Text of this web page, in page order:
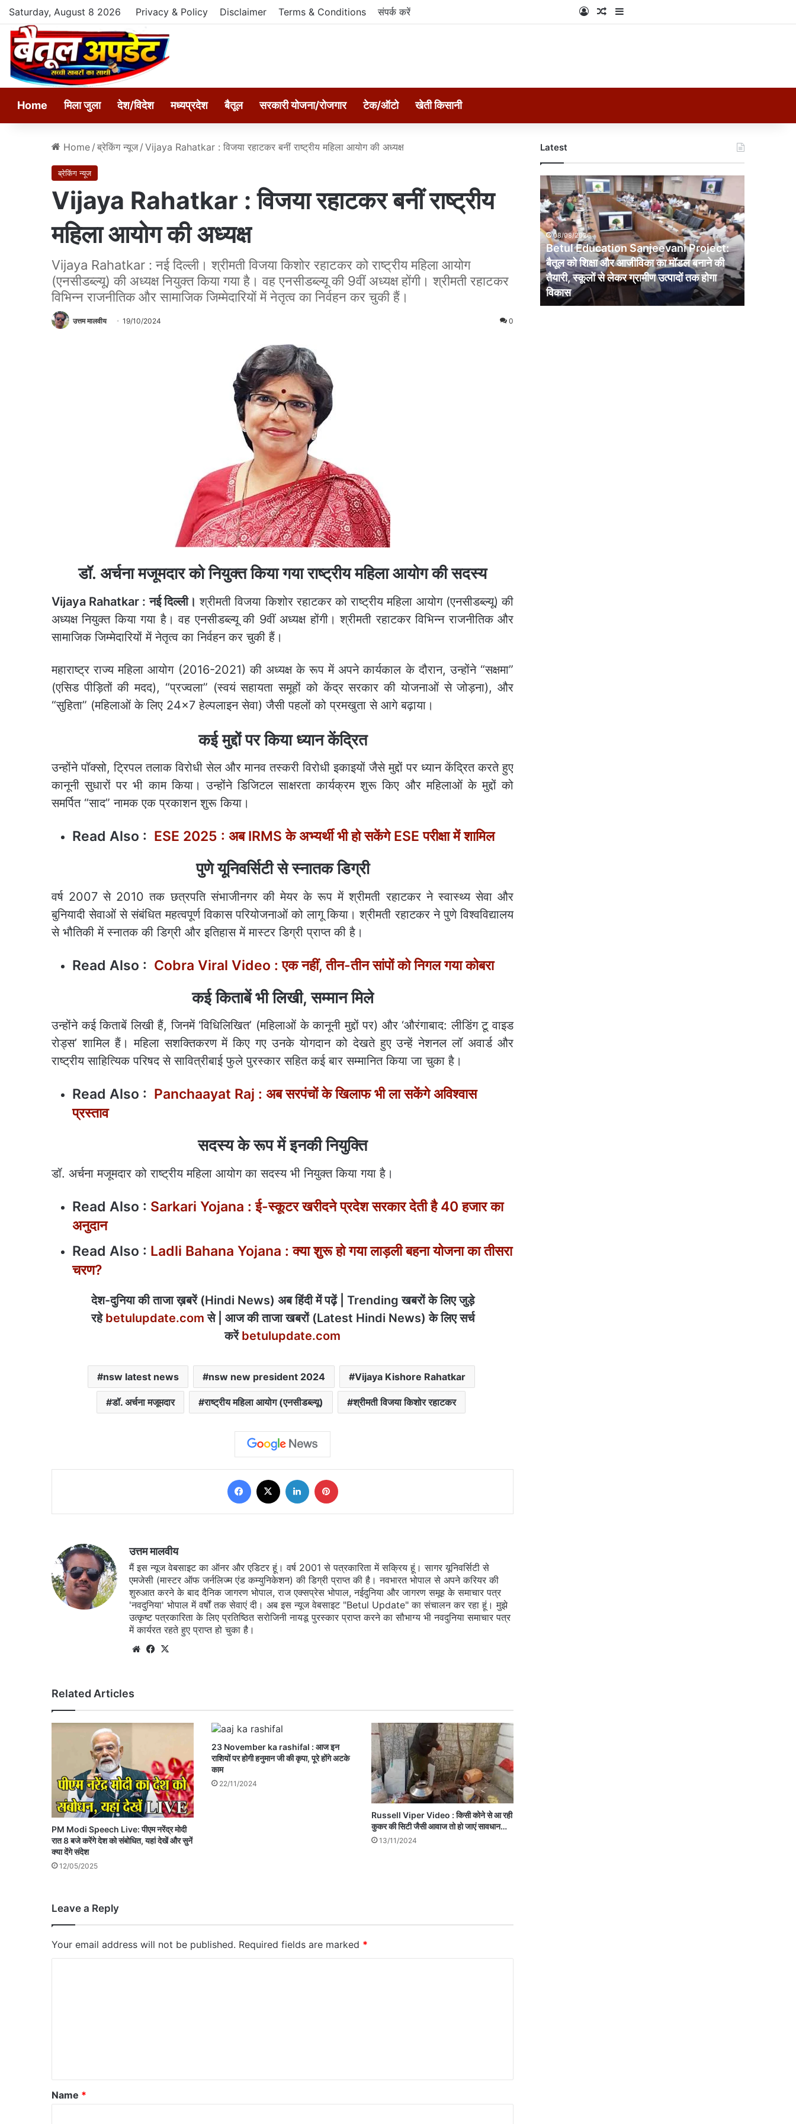
Saturday, August 8 2026 Privacy & Policy Disclaimer Terms & Conditions संपर्क करें Log InRandom Article
Sidebar
Home मिला जुला देश/विदेश मध्यप्रदेश बैतूल सरकारी योजना/रोजगार टेक/ऑटो खेती किसानी
Home / ब्रेकिंग न्यूज / Vijaya Rahatkar : विजया रहाटकर बनीं राष्ट्रीय महिला आयोग की अध्यक्ष
ब्रेकिंग न्यूज
Vijaya Rahatkar : विजया रहाटकर बनीं राष्ट्रीय
महिला आयोग की अध्यक्ष
Vijaya Rahatkar : नई दिल्ली। श्रीमती विजया किशोर रहाटकर को राष्ट्रीय महिला आयोग
(एनसीडब्ल्यू) की अध्यक्ष नियुक्त किया गया है। वह एनसीडब्ल्यू की 9वीं अध्यक्ष होंगी। श्रीमती रहाटकर
विभिन्न राजनीतिक और सामाजिक जिम्मेदारियों में नेतृत्व का निर्वहन कर चुकी हैं।
उत्तम मालवीय 19/10/2024 0
डॉ. अर्चना मजूमदार को नियुक्त किया गया राष्ट्रीय महिला आयोग की सदस्य
Vijaya Rahatkar : नई दिल्ली। श्रीमती विजया किशोर रहाटकर को राष्ट्रीय महिला आयोग (एनसीडब्ल्यू) की
अध्यक्ष नियुक्त किया गया है। वह एनसीडब्ल्यू की 9वीं अध्यक्ष होंगी। श्रीमती रहाटकर विभिन्न राजनीतिक और
सामाजिक जिम्मेदारियों में नेतृत्व का निर्वहन कर चुकी हैं।
महाराष्ट्र राज्य महिला आयोग (2016-2021) की अध्यक्ष के रूप में अपने कार्यकाल के दौरान, उन्होंने “सक्षमा”
(एसिड पीड़ितों की मदद), “प्रज्वला” (स्वयं सहायता समूहों को केंद्र सरकार की योजनाओं से जोड़ना), और
“सुहिता” (महिलाओं के लिए 24×7 हेल्पलाइन सेवा) जैसी पहलों को प्रमखुता से आगे बढ़ाया।
कई मुद्दों पर किया ध्यान केंद्रित
उन्होंने पॉक्सो, ट्रिपल तलाक विरोधी सेल और मानव तस्करी विरोधी इकाइयों जैसे मुद्दों पर ध्यान केंद्रित करते हुए
कानूनी सुधारों पर भी काम किया। उन्होंने डिजिटल साक्षरता कार्यक्रम शुरू किए और महिलाओं के मुद्दों को
समर्पित “साद” नामक एक प्रकाशन शुरू किया।
Read Also : ESE 2025 : अब IRMS के अभ्यर्थी भी हो सकेंगे ESE परीक्षा में शामिल
पुणे यूनिवर्सिटी से स्नातक डिग्री
वर्ष 2007 से 2010 तक छत्रपति संभाजीनगर की मेयर के रूप में श्रीमती रहाटकर ने स्वास्थ्य सेवा और
बुनियादी सेवाओं से संबंधित महत्वपूर्ण विकास परियोजनाओं को लागू किया। श्रीमती रहाटकर ने पुणे विश्वविद्यालय
से भौतिकी में स्नातक की डिग्री और इतिहास में मास्टर डिग्री प्राप्त की है।
Read Also : Cobra Viral Video : एक नहीं, तीन-तीन सांपों को निगल गया कोबरा
कई किताबें भी लिखी, सम्मान मिले
उन्होंने कई किताबें लिखी हैं, जिनमें ‘विधिलिखित’ (महिलाओं के कानूनी मुद्दों पर) और ‘औरंगाबाद: लीडिंग टू वाइड
रोड्स’ शामिल हैं। महिला सशक्तिकरण में किए गए उनके योगदान को देखते हुए उन्हें नेशनल लॉ अवार्ड और
राष्ट्रीय साहित्यिक परिषद से सावित्रीबाई फुले पुरस्कार सहित कई बार सम्मानित किया जा चुका है।
Read Also : Panchaayat Raj : अब सरपंचों के खिलाफ भी ला सकेंगे अविश्वास
प्रस्ताव
सदस्य के रूप में इनकी नियुक्ति
डॉ. अर्चना मजूमदार को राष्ट्रीय महिला आयोग का सदस्य भी नियुक्त किया गया है।
Read Also : Sarkari Yojana : ई-स्कूटर खरीदने प्रदेश सरकार देती है 40 हजार का
अनुदान
Read Also : Ladli Bahana Yojana : क्या शुरू हो गया लाड़ली बहना योजना का तीसरा
चरण?
देश-दुनिया की ताजा ख़बरें (Hindi News) अब हिंदी में पढ़ें | Trending खबरों के लिए जुड़े
रहे betulupdate.com से | आज की ताजा खबरों (Latest Hindi News) के लिए सर्च
करें betulupdate.com
nsw latest news nsw new president 2024 Vijaya Kishore Rahatkar
डॉ. अर्चना मजूमदार राष्ट्रीय महिला आयोग (एनसीडब्ल्यू) श्रीमती विजया किशोर रहाटकर
Facebook LinkedIn
उत्तम मालवीय
मैं इस न्यूज वेबसाइट का ऑनर और एडिटर हूं। वर्ष 2001 से पत्रकारिता में सक्रिय हूं। सागर यूनिवर्सिटी से
एमजेसी (मास्टर ऑफ जर्नलिज्म एंड कम्युनिकेशन) की डिग्री प्राप्त की है। नवभारत भोपाल से अपने करियर की
शुरुआत करने के बाद दैनिक जागरण भोपाल, राज एक्सप्रेस भोपाल, नईदुनिया और जागरण समूह के समाचार पत्र
'नवदुनिया' भोपाल में वर्षों तक सेवाएं दी। अब इस न्यूज वेबसाइट "Betul Update" का संचालन कर रहा हूं। मुझे
उत्कृष्ट पत्रकारिता के लिए प्रतिष्ठित सरोजिनी नायडू पुरस्कार प्राप्त करने का सौभाग्य भी नवदुनिया समाचार पत्र
में कार्यरत रहते हुए प्राप्त हो चुका है।
WebsiteFacebook
Related Articles
PM Modi Speech Live: पीएम नरेंद्र मोदी
रात 8 बजे करेंगे देश को संबोधित, यहां देखें और सुनें
क्या देंगे संदेश
12/05/2025
23 November ka rashifal : आज इन
राशियों पर होगी हनुमान जी की कृपा, पूरे होंगे अटके
काम
22/11/2024
Russell Viper Video : किसी कोने से आ रही
कुकर की सिटी जैसी आवाज तो हो जाएं सावधान…
13/11/2024
Leave a Reply
Your email address will not be published. Required fields are marked *
*
Name *
Latest
Betul
Education
Sanjeevani
Project:
बैतूल
को
शिक्षा
और
आजीविका
का
मॉडल
08/08/2026
Betul Education Sanjeevani Project:
बैतूल को शिक्षा और आजीविका का मॉडल बनाने की
तैयारी, स्कूलों से लेकर ग्रामीण उत्पादों तक होगा
विकास